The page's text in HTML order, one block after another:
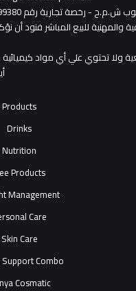
والمهنية للبيع المباشر فنود
ولا تحتوي علي أي مواد
Products
Drinks
Nutrition
Products
Management
Care
Skin Care
Combo
Cosmatic